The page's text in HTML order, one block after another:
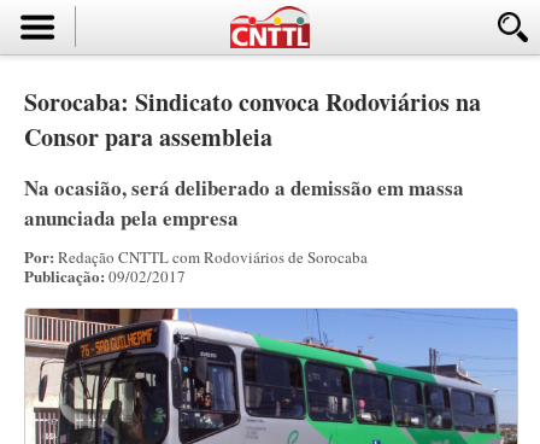
Sorocaba: Sindicato convoca Rodoviários na
Consor para assembleia
Na ocasião, será deliberado a demissão em massa
anunciada pela empresa
Por: Redação CNTTL com Rodoviários de Sorocaba
Publicação: 09/02/2017